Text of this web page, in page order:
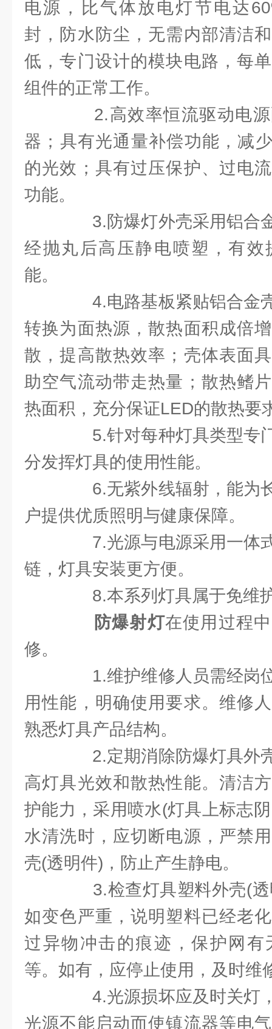
电源，比气体放电灯节电达
封，防水防尘，无需内部清洁
低，专门设计的模块电路，每
组件的正常工作。
2.高效率恒流驱动电源
器；具有光通量补偿功能，减
的光效；具有过压保护、过电
功能。
3.防爆灯外壳采用铝合
经抛丸后高压静电喷塑，有效
能。
4.电路基板紧贴铝合金
转换为面热源，散热面积成倍
散，提高散热效率；壳体表面
助空气流动带走热量；散热鳍
热面积，充分保证LED的散热要
5.针对每种灯具类型专
分发挥灯具的使用性能。
6.无紫外线辐射，能为
户提供优质照明与健康保障。
7.光源与电源采用一体
链，灯具安装更方便。
8.本系列灯具属于免维
防爆射灯在使用过程
修。
1.维护维修人员需经岗
用性能，明确使用要求。维修
熟悉灯具产品结构。
2.定期消除防爆灯具外
高灯具光效和散热性能。清洁
护能力，采用喷水(灯具上标志
水清洗时，应切断电源，严禁
壳(透明件)，防止产生静电。
3.检查灯具塑料外壳(透
如变色严重，说明塑料已经老
过异物冲击的痕迹，保护网有
等。如有，应停止使用，及时维
4.光源损坏应及时关灯
光源不能启动而使镇流器等电